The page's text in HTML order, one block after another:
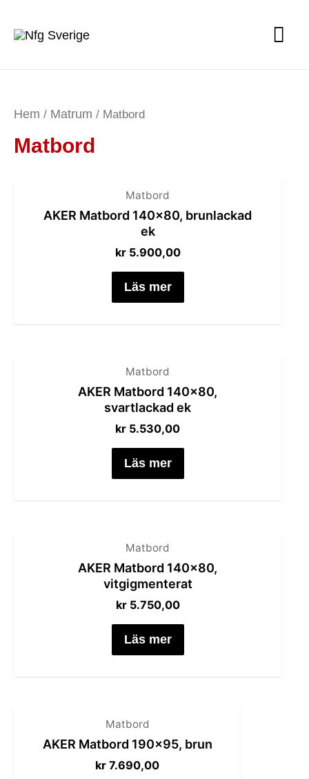
Hem / Matrum / Matbord
Matbord
Matbord
AKER Matbord 140×80, brunlackad
ek
kr5.900,00
Läs mer
Matbord
AKER Matbord 140×80,
svartlackad ek
kr 5.530,00
Läs mer
Matbord
AKER Matbord 140×80,
vitgigmenterat
kr5.750,00
Läs mer
Matbord
AKER Matbord 190×95, brun
kr 7.690,00